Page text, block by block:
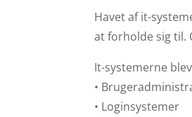
Havet af it-
at forholde sig til.
It-systemerne
•
• Loginsystemer